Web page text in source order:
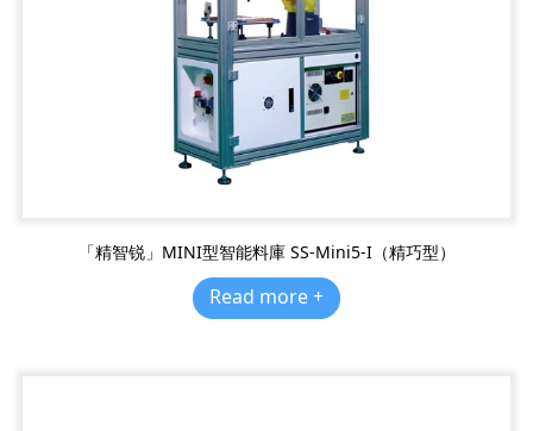
「精智锐」MINI型智能料庫 SS-Mini5-I（精巧型）
Read more +